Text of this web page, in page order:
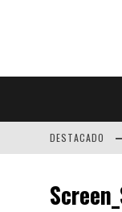
DESTACADO